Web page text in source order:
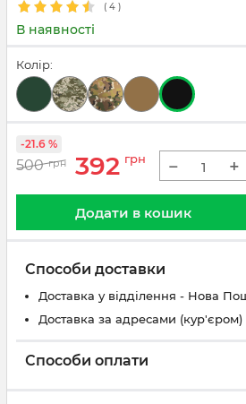
( 4 )
В наявності
Колір:
500 грн 392 грн
-21.6 %
− +
Додати в кошик
Способи доставки
Доставка у відділення - Нова
Доставка за адресами
Способи оплати